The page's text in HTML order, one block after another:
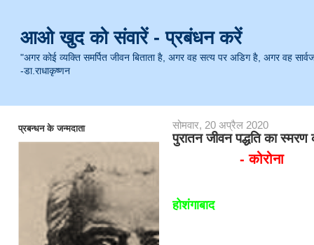
आओ खुद को संवारें - प्रबंधन करें
"अगर कोई व्यक्ति समर्पित जीवन बिताता है, अगर वह सत्य पर अडिग है, अगर वह
-डा.राधाकृष्णन
प्रबन्धन के जन्मदाता सोमवार, 20 अप्रैल 2020
पुरातन जीवन पद्धति का स्मरण
- कोरोना
होशंगाबाद